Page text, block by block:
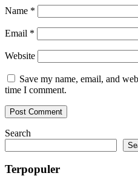
Name *
Email *
Website
Save my name, email, and
time I comment.
Search
Terpopuler